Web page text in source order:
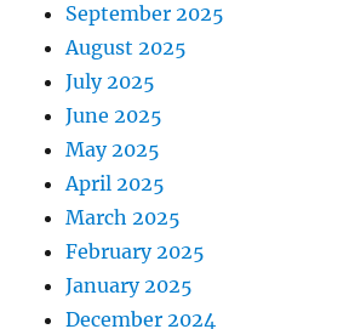
September 2025
August 2025
July 2025
June 2025
May 2025
April 2025
March 2025
February 2025
January 2025
December 2024